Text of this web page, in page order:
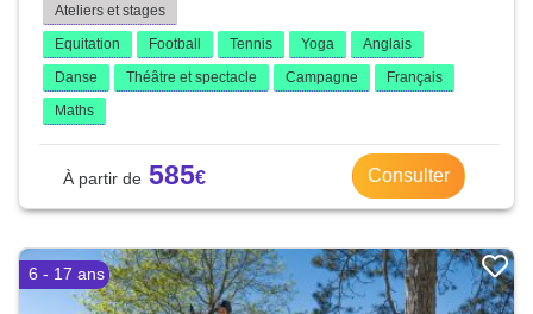
Ateliers et stages
Equitation
Football Tennis Yoga
Anglais
Danse
Théâtre et spectacle Campagne
Français
Maths
585 Consulter
6 - 17 ans